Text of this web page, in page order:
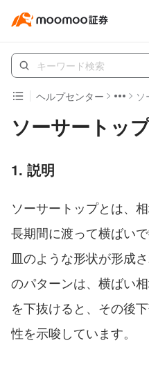
ヘルプセンター
ソーサートッ
1. 説明
ソーサートップとは、
長期間に渡って横ばい
皿のような形状が形成
のパターンは、横ばい
を下抜けると、その後
性を示唆しています。